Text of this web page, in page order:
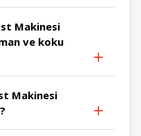
Makinesi
ve koku
Makinesi